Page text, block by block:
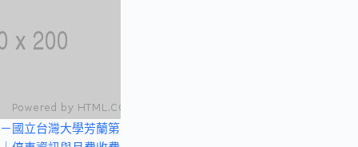
國立台灣大學芳蘭第